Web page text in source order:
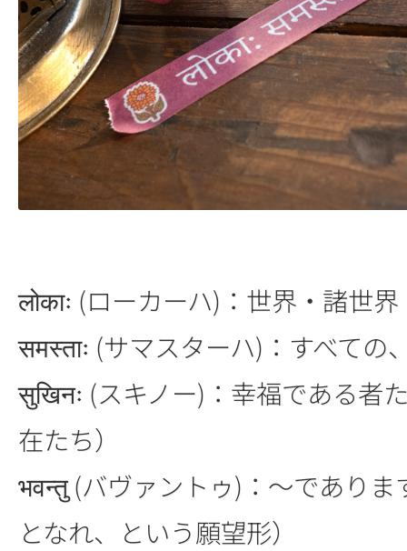
लोकाः (ローカーハ)：世界・諸世
समस्ताः (サマスターハ)：すべての
सुखिनः (スキノー)：幸福である者
在たち）
भवन्तु (バヴァントゥ)：～であり
となれ、という願望形）